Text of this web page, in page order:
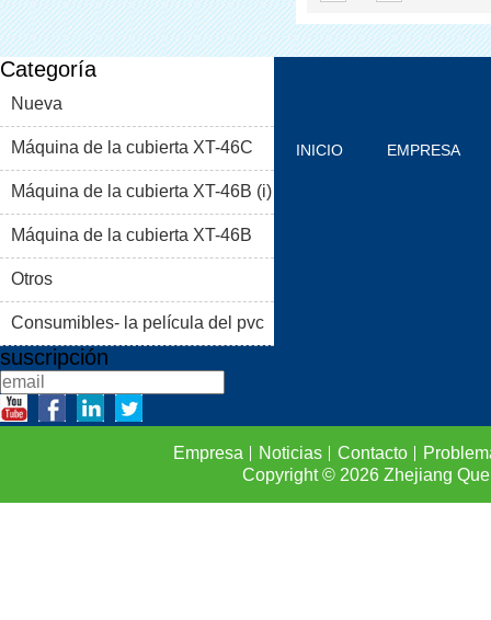
Categoría
Nueva
Máquina de la cubierta XT-46C
Máquina de la cubierta XT-46B (i)
Máquina de la cubierta XT-46B
(II)
Otros
Consumibles- la película del pvc
suscripción
INICIO EMPRESA
Empresa Noticias Contacto
Copyright © 2026Zhejiang